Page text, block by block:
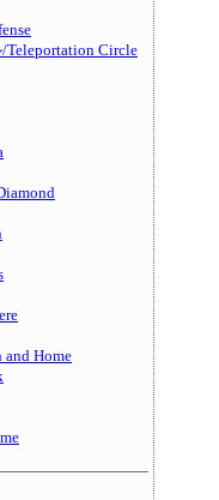
Circle
Home